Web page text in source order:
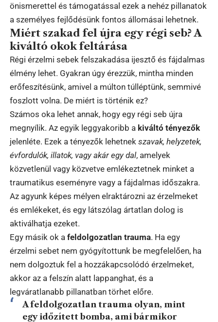
önismerettel és támogatással ezek a nehéz pillanatok
a személyes fejlődésünk fontos állomásai lehetnek.
Miért szakad fel újra egy régi seb? A
kiváltó okok feltárása
Régi érzelmi sebek felszakadása ijesztő és fájdalmas
élmény lehet. Gyakran úgy érezzük, mintha minden
erőfeszítésünk, amivel a múlton túlléptünk, semmivé
foszlott volna. De miért is történik ez?
Számos oka lehet annak, hogy egy régi seb újra
megnyílik. Az egyik leggyakoribb a kiváltó tényezők
jelenléte. Ezek a tényezők lehetnek szavak, helyzetek,
évfordulók, illatok, vagy akár egy dal, amelyek
közvetlenül vagy közvetve emlékeztetnek minket a
traumatikus eseményre vagy a fájdalmas időszakra.
Az agyunk képes mélyen elraktározni az érzelmeket
és emlékeket, és egy látszólag ártatlan dolog is
aktiválhatja ezeket.
Egy másik ok a feldolgozatlan trauma. Ha egy
érzelmi sebet nem gyógyítottunk be megfelelően, ha
nem dolgoztuk fel a hozzákapcsolódó érzelmeket,
akkor az a felszín alatt lappanghat, és a
legváratlanabb pillanatban törhet előre.
A feldolgozatlan trauma olyan, mint
egy időzített bomba, ami bármikor